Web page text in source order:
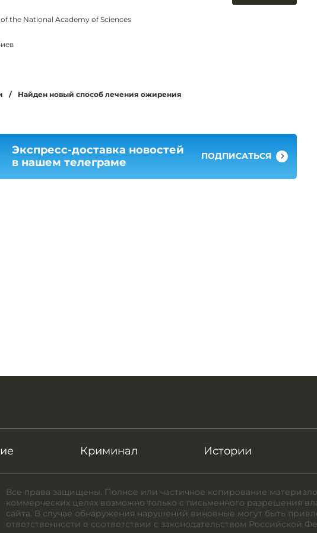
the National Academy of Sciences
/ Найден новый способ лечения ожирения
Экспресс-доставка новостей
в нашем телеграме
ПОДПИСАТЬСЯ
Криминал Истории
Все права защищены. Полное или частичное копирование
коммерческих целях возможно только с письменного разрешения
сайта. В случае обнаружения нарушений виновные могут быть
ответственности в соответствии с законодательством Российской